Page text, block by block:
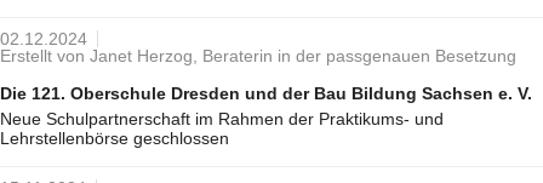
02.12.2024
Erstellt von Janet Herzog, Beraterin in der passgenauen Besetzung
Die 121. Oberschule Dresden und der Bau Bildung Sachsen e. V.
Neue Schulpartnerschaft im Rahmen der Praktikums- und
Lehrstellenbörse geschlossen